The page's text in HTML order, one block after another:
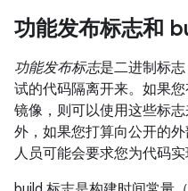
功能发布标志和
功能发布标志是二进制标
试的代码隔离开来。如果
镜像，则可以使用这些标
外，如果您打算向公开的
人员可能会要求您为代码实